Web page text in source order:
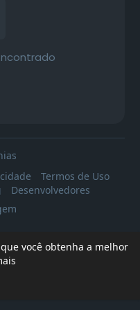
você obtenha a melhor
Termos de Uso
Desenvolvedores